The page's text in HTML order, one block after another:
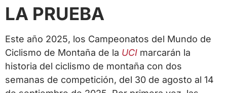
LA PRUEBA
Este año 2025, los Campeonatos del Mundo de
Ciclismo de Montaña de la UCI marcarán la
historia del ciclismo de montaña con dos
semanas de competición, del 30 de agosto al 14